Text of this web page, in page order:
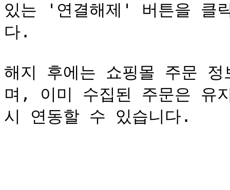
있는 '연결해제' 버튼을 클
다.
해지 후에는 쇼핑몰 주문 정
며, 이미 수집된 주문은 유